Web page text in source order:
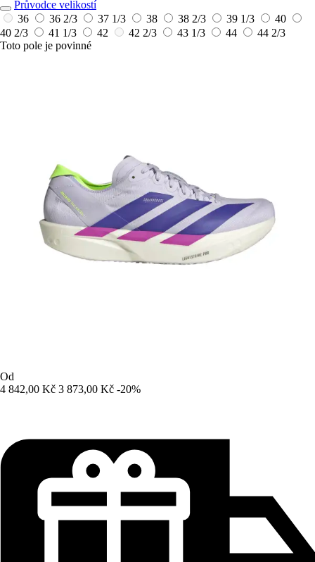
Průvodce velikostí
36
36 2/3 37 1/3 38 38 2/3 39 1/3
40
40 2/3
41 1/3 42 42 2/3 43 1/3 44
44 2/3
Toto pole je povinné
Od
4 842,00 Kč 3 873,00 Kč -20%